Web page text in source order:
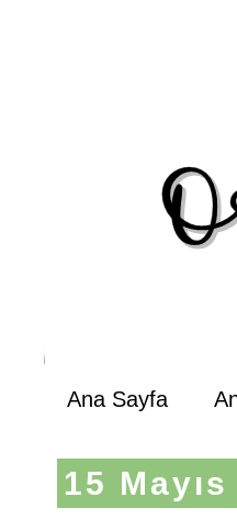
Ana Sayfa
15